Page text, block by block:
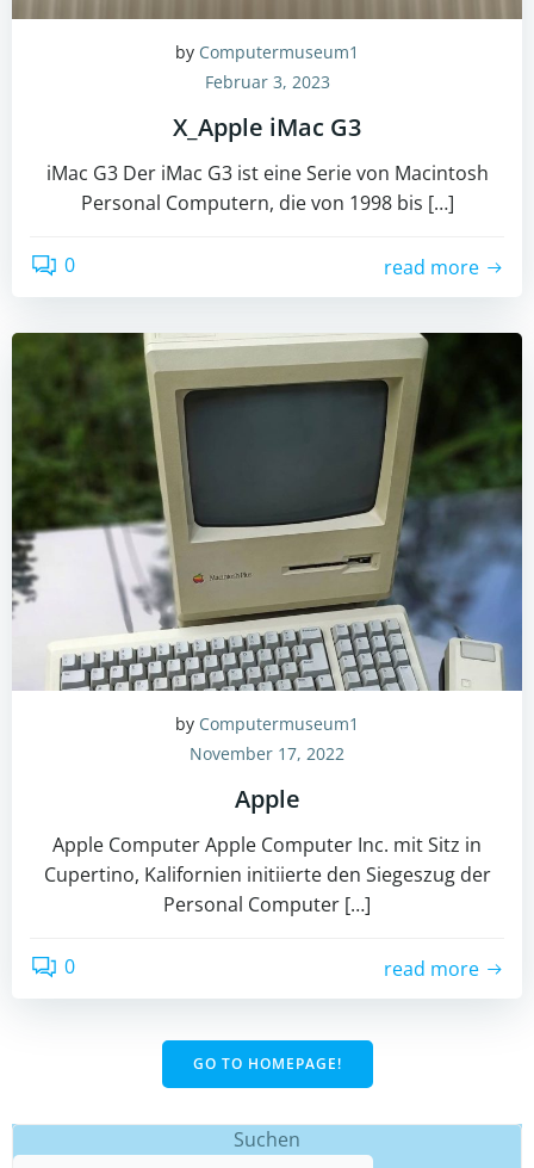
by Computermuseum1
Februar 3, 2023
X_Apple iMac G3
iMac G3 Der iMac G3 ist eine Serie von Macintosh
Personal Computern, die von 1998 bis […]
0 read more
by Computermuseum1
November 17, 2022
Apple
Apple Computer Apple Computer Inc. mit Sitz in
Cupertino, Kalifornien initiierte den Siegeszug der
Personal Computer […]
0 read more
GO TO HOMEPAGE!
Suchen